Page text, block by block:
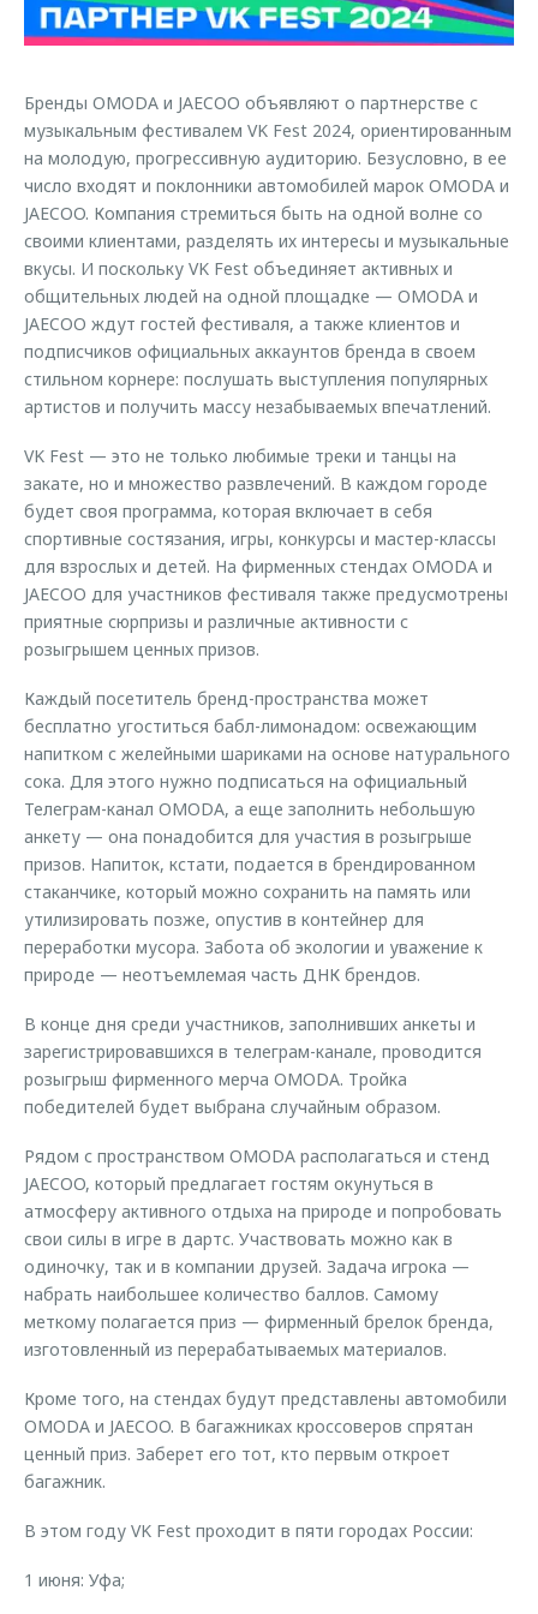
Страхование
Кредитный калькулятор
Аксессуары
Одежда и сувениры
Оригинальные аксессуары
Запчасти
Трейд-ин
Калькулятор трейд-ин
Клиентская поддержка
Клуб владельцев OMODA
Приложение O&J
Аксессуары
Одежда и сувениры
Оригинальные аксессуары
Запчасти
Обратная связь
Бренды OMODA и JAECOO объявляют о партнерстве с
музыкальным фестивалем VK Fest 2024, ориентированным
на молодую, прогрессивную аудиторию. Безусловно, в ее
число входят и поклонники автомобилей марок OMODA и
JAECOO. Компания стремиться быть на одной волне со
своими клиентами, разделять их интересы и музыкальные
вкусы. И поскольку VK Fest объединяет активных и
общительных людей на одной площадке — OMODA и
JAECOO ждут гостей фестиваля, а также клиентов и
подписчиков официальных аккаунтов бренда в своем
стильном корнере: послушать выступления популярных
артистов и получить массу незабываемых впечатлений.
VK Fest — это не только любимые треки и танцы на
закате, но и множество развлечений. В каждом городе
будет своя программа, которая включает в себя
спортивные состязания, игры, конкурсы и мастер-классы
для взрослых и детей. На фирменных стендах OMODA и
JAECOO для участников фестиваля также предусмотрены
приятные сюрпризы и различные активности с
розыгрышем ценных призов.
Каждый посетитель бренд-пространства может
бесплатно угоститься бабл-лимонадом: освежающим
напитком с желейными шариками на основе натурального
сока. Для этого нужно подписаться на официальный
Телеграм-канал OMODA, а еще заполнить небольшую
анкету — она понадобится для участия в розыгрыше
призов. Напиток, кстати, подается в брендированном
стаканчике, который можно сохранить на память или
утилизировать позже, опустив в контейнер для
переработки мусора. Забота об экологии и уважение к
природе — неотъемлемая часть ДНК брендов.
В конце дня среди участников, заполнивших анкеты и
зарегистрировавшихся в телеграм-канале, проводится
розыгрыш фирменного мерча OMODA. Тройка
победителей будет выбрана случайным образом.
Рядом с пространством OMODA располагаться и стенд
JAECOO, который предлагает гостям окунуться в
атмосферу активного отдыха на природе и попробовать
свои силы в игре в дартс. Участвовать можно как в
одиночку, так и в компании друзей. Задача игрока —
набрать наибольшее количество баллов. Самому
меткому полагается приз — фирменный брелок бренда,
изготовленный из перерабатываемых материалов.
Кроме того, на стендах будут представлены автомобили
OMODA и JAECOO. В багажниках кроссоверов спрятан
ценный приз. Заберет его тот, кто первым откроет
багажник.
В этом году VK Fest проходит в пяти городах России:
1 июня: Уфа;